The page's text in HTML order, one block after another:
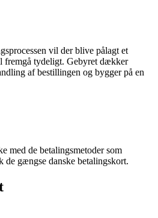
vil der blive pålagt et
fremgå tydeligt. Gebyret dækker
af bestillingen og bygger på en
med de betalingsmetoder som
de gængse danske betalingskort.